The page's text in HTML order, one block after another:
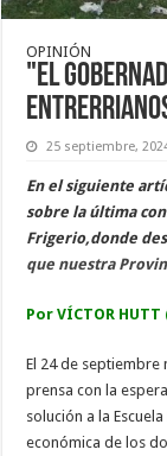
OPINIÓN
"El
25 septiembre,
En el siguiente
sobre la última
Frigerio,donde
que nuestra
Por VÍCTOR HUTT
El 24 de septiembre
prensa con la
solución a la
económica de los